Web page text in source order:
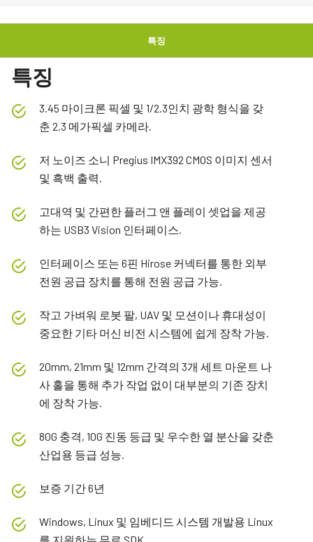
특징
특징
3.45 마이크론 픽셀 및 1/2.3인치 광학 형식을 갖
춘 2.3 메가픽셀 카메라.
저 노이즈 소니 Pregius IMX392 CMOS 이미지 센서
및 흑백 출력.
고대역 및 간편한 플러그 앤 플레이 셋업을 제공
하는 USB3 Vision 인터페이스.
인터페이스 또는 6핀 Hirose 커넥터를 통한 외부
전원 공급 장치를 통해 전원 공급 가능.
작고 가벼워 로봇 팔, UAV 및 모션이나 휴대성이
중요한 기타 머신 비전 시스템에 쉽게 장착 가능.
20mm, 21mm 및 12mm 간격의 3개 세트 마운트 나
사 홀을 통해 추가 작업 없이 대부분의 기존 장치
에 장착 가능.
80G 충격, 10G 진동 등급 및 우수한 열 분산을 갖춘
산업용 등급 성능.
보증 기간 6년
Windows, Linux 및 임베디드 시스템 개발용 Linux